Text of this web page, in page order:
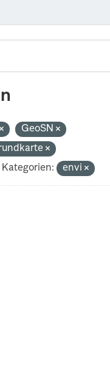
GeoSN
Kategorien: envi